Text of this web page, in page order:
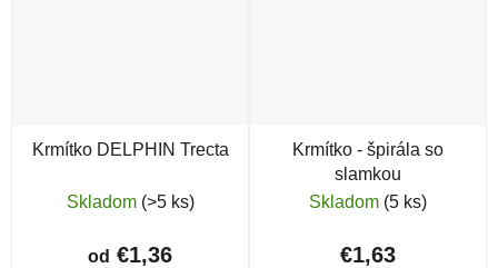
Krmítko DELPHIN Trecta
Skladom (>5 ks)
od €1,36
Krmítko - špirála so
slamkou
Skladom (5 ks)
€1,63